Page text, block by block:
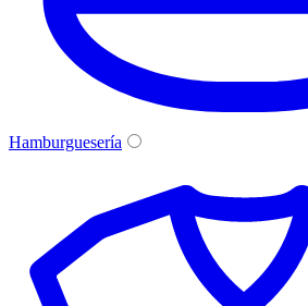
Hamburguesería